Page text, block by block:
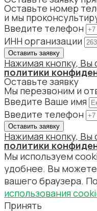
Оставьте номер
и мы
Введите телефон
ИНН организации
Оставить заявку
Нажимая кнопку, Вы
политики
Оставьте заявку
Мы перезвоним и
Введите Ваше имя
Введите телефон
Оставить заявку
Нажимая кнопку, Вы
политики
Мы используем
удобнее. Вы можете
вашего браузера.
использования
Принять